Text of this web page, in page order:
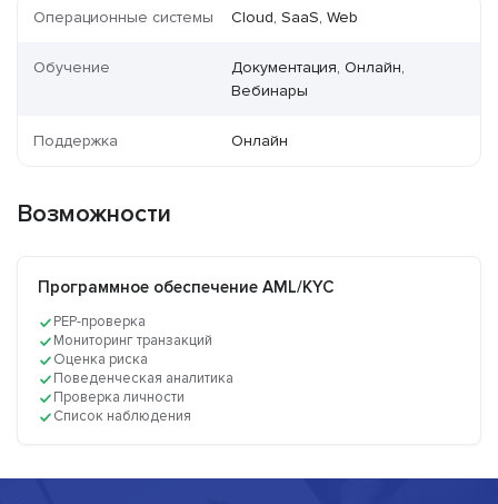
Операционные системы Cloud, SaaS, Web
Обучение
Документация, Онлайн,
Вебинары
Поддержка Онлайн
Возможности
Программное обеспечение AML/KYC
PEP-проверка
Мониторинг транзакций
Оценка риска
Поведенческая аналитика
Проверка личности
Список наблюдения